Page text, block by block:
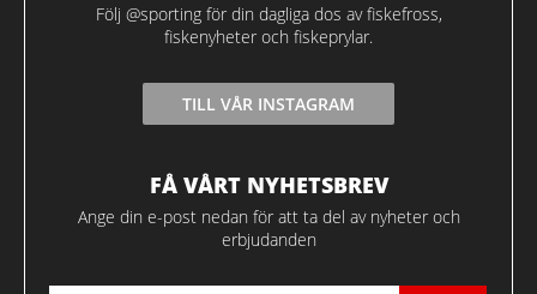
Följ @sporting för din dagliga dos av fiskefross,
fiskenyheter och fiskeprylar.
TILL VÅR INSTAGRAM
FÅ VÅRT NYHETSBREV
Ange din e-post nedan för att ta del av nyheter och
erbjudanden